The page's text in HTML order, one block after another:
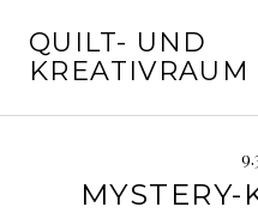
zum
Inhalt
QUILT- UND
KREATIVRAUM
MYSTERY-